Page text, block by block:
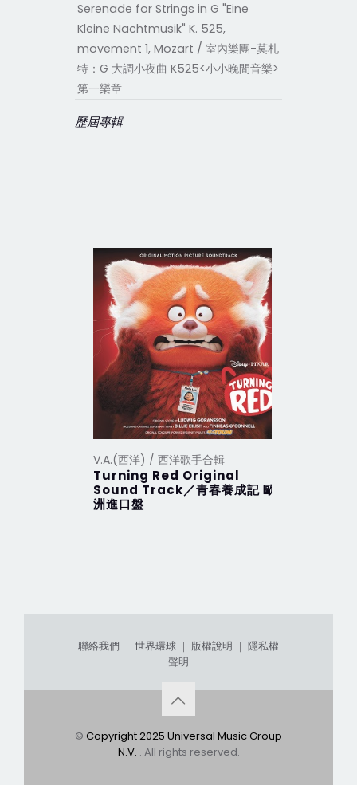
Serenade for Strings in G "Eine
Kleine Nachtmusik" K. 525,
movement 1, Mozart / 室內樂團-莫札
特：G 大調小夜曲 K525<小小晚間音樂>
第一樂章
歷屆專輯
V.A.(西洋) / 西洋歌手合輯
Turning Red Original
Sound Track／青春養成記 歐
洲進口盤
聯絡我們 ｜ 世界環球 ｜ 版權說明 ｜ 隱私權
聲明
© Copyright 2025 Universal Music Group
N.V. . All rights reserved.